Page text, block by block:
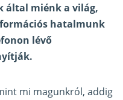
által miénk a világ,
hatalmunk
lévő
mi magunkról, addig